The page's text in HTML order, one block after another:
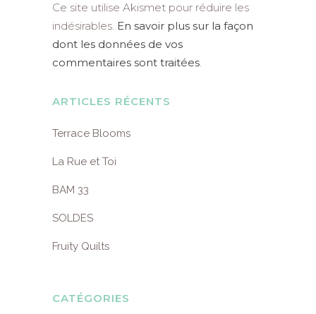
Ce site utilise Akismet pour réduire les
indésirables. En savoir plus sur la façon
dont les données de vos
commentaires sont traitées.
ARTICLES RÉCENTS
Terrace Blooms
La Rue et Toi
BAM 33
SOLDES
Fruity Quilts
CATÉGORIES